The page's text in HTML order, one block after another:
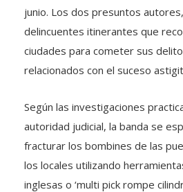
junio. Los dos presuntos
delincuentes itinerantes que
ciudades para cometer sus
relacionados con el suceso
Según las investigaciones
autoridad judicial, la banda se
fracturar los bombines de las
los locales utilizando
inglesas o ‘multi pick rompe